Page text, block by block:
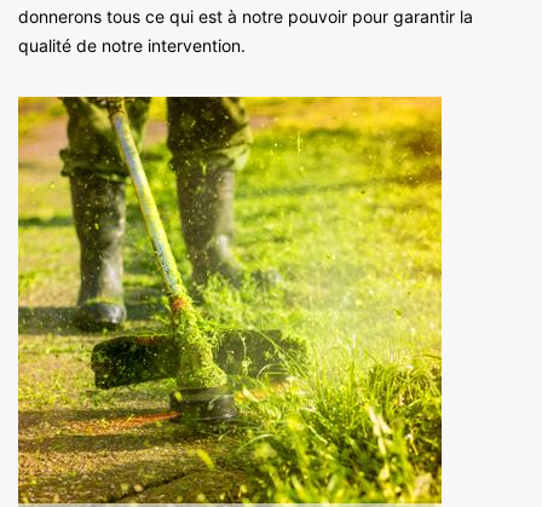
donnerons tous ce qui est à notre pouvoir pour garantir la
qualité de notre intervention.